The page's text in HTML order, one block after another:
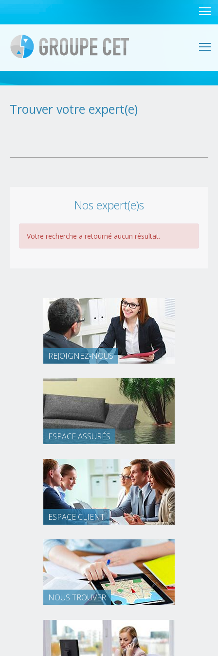
Trouver votre expert(e)
Nos expert(e)s
Votre recherche a retourné aucun résultat.
REJOIGNEZ-NOUS
ESPACE ASSURÉS
ESPACE CLIENT
NOUS TROUVER